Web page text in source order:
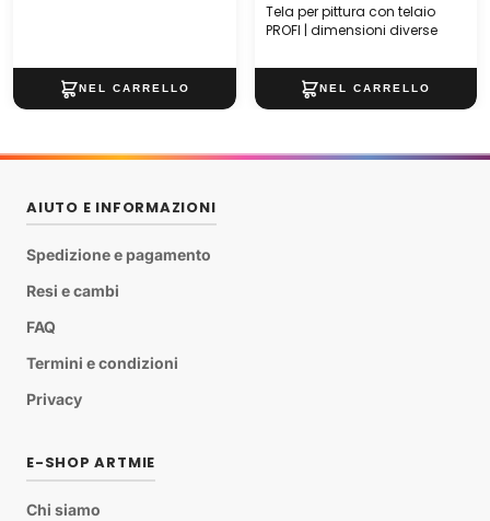
Tela per pittura con telaio
PROFI | dimensioni diverse
AIUTO E INFORMAZIONI
Spedizione e pagamento
Resi e cambi
FAQ
Termini e condizioni
Privacy
E-SHOP ARTMIE
Chi siamo